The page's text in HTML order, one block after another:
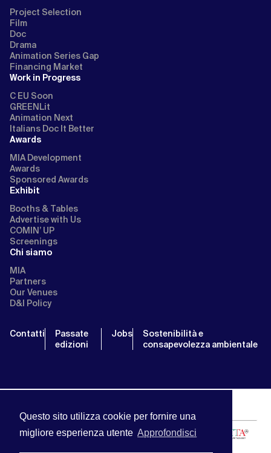
Questo sito utilizza cookie per fornire una
migliore esperienza utente Approfondisci
Project Selection
Film
Doc
Drama
Animation Series Gap
Financing Market
Work in Progress
C EU Soon
GREENLit
Animation Next
Italians Doc It Better
Awards
MIA Development
Awards
Sponsored Awards
Exhibit
Booths & Tables
Advertise with Us
COMIN’ UP
Screenings
Chi siamo
MIA
Partners
Our Venues
D&I Policy
Contatti
Passate
edizioni
Jobs
Sostenibilità e
consapevolezza ambientale